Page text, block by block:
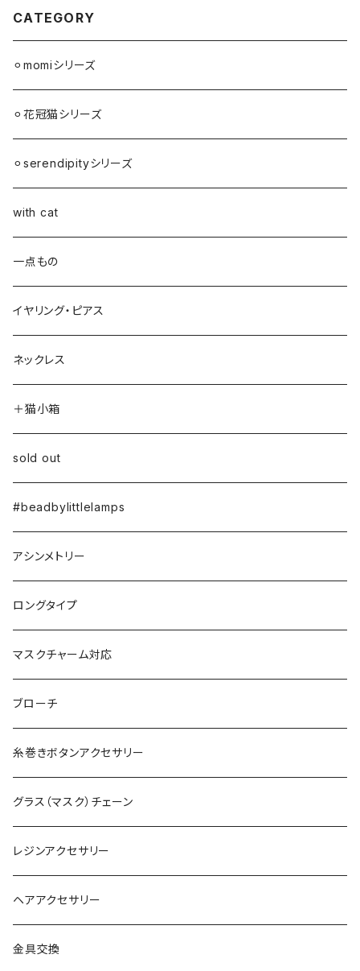
CATEGORY
⚪︎momiシリーズ
⚪︎花冠猫シリーズ
⚪︎serendipityシリーズ
with cat
一点もの
イヤリング・ピアス
ネックレス
＋猫小箱
sold out
#beadbylittlelamps
アシンメトリー
ロングタイプ
マスクチャーム対応
ブローチ
糸巻きボタンアクセサリー
グラス（マスク）チェーン
レジンアクセサリー
ヘアアクセサリー
金具交換